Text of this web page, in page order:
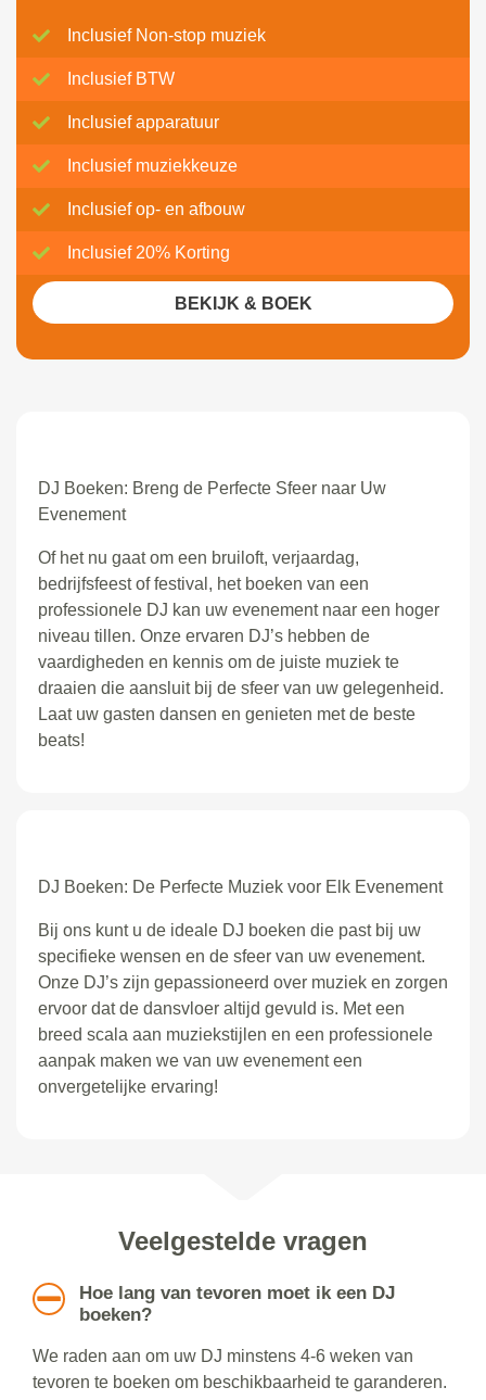
DJ Boeken: Breng de Perfecte Sfeer naar Uw
Evenement
Of het nu gaat om een bruiloft, verjaardag,
bedrijfsfeest of festival, het boeken van een
professionele DJ kan uw evenement naar een hoger
niveau tillen. Onze ervaren DJ’s hebben de
vaardigheden en kennis om de juiste muziek te
draaien die aansluit bij de sfeer van uw gelegenheid.
Laat uw gasten dansen en genieten met de beste
beats!
Inclusief Non-stop muziek
Inclusief BTW
Inclusief apparatuur
Inclusief muziekkeuze
Inclusief op- en afbouw
Inclusief 20% Korting
BEKIJK & BOEK
DJ Boeken: De Perfecte Muziek voor Elk Evenement
Bij ons kunt u de ideale DJ boeken die past bij uw
specifieke wensen en de sfeer van uw evenement.
Onze DJ’s zijn gepassioneerd over muziek en zorgen
ervoor dat de dansvloer altijd gevuld is. Met een
breed scala aan muziekstijlen en een professionele
aanpak maken we van uw evenement een
onvergetelijke ervaring!
Veelgestelde vragen
Hoe lang van tevoren moet ik een DJ
boeken?
We raden aan om uw DJ minstens 4-6 weken van
tevoren te boeken om beschikbaarheid te garanderen.